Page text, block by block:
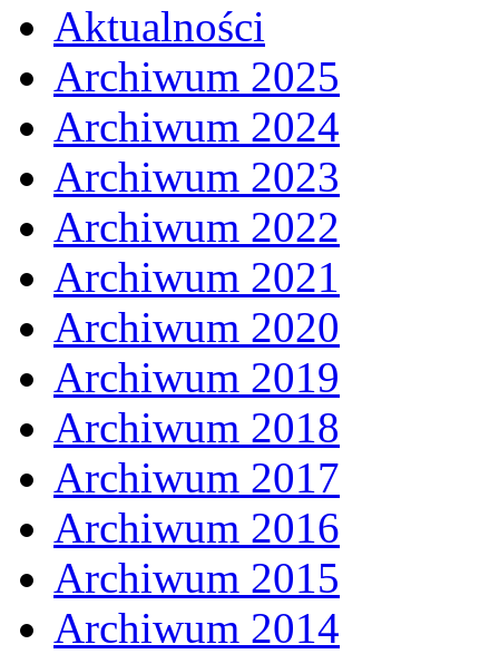
Aktualności
Archiwum 2025
Archiwum 2024
Archiwum 2023
Archiwum 2022
Archiwum 2021
Archiwum 2020
Archiwum 2019
Archiwum 2018
Archiwum 2017
Archiwum 2016
Archiwum 2015
Archiwum 2014